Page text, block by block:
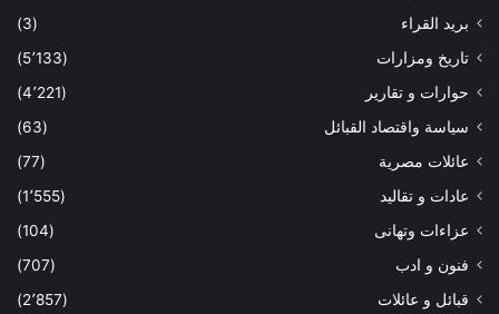
بريد القراء
(3)
تاريخ ومزارات
(5٬133)
حوارات و تقارير
(4٬221)
سياسة واقتصاد القبائل
(63)
عائلات مصرية
(77)
عادات و تقاليد
(1٬555)
عزاءات وتهانى
(104)
فنون و ادب
(707)
قبائل و عائلات
(2٬857)